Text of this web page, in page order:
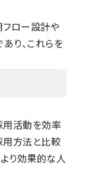
ロー設計や
り、これらを
用活動を効率
用方法と比較
り効果的な人